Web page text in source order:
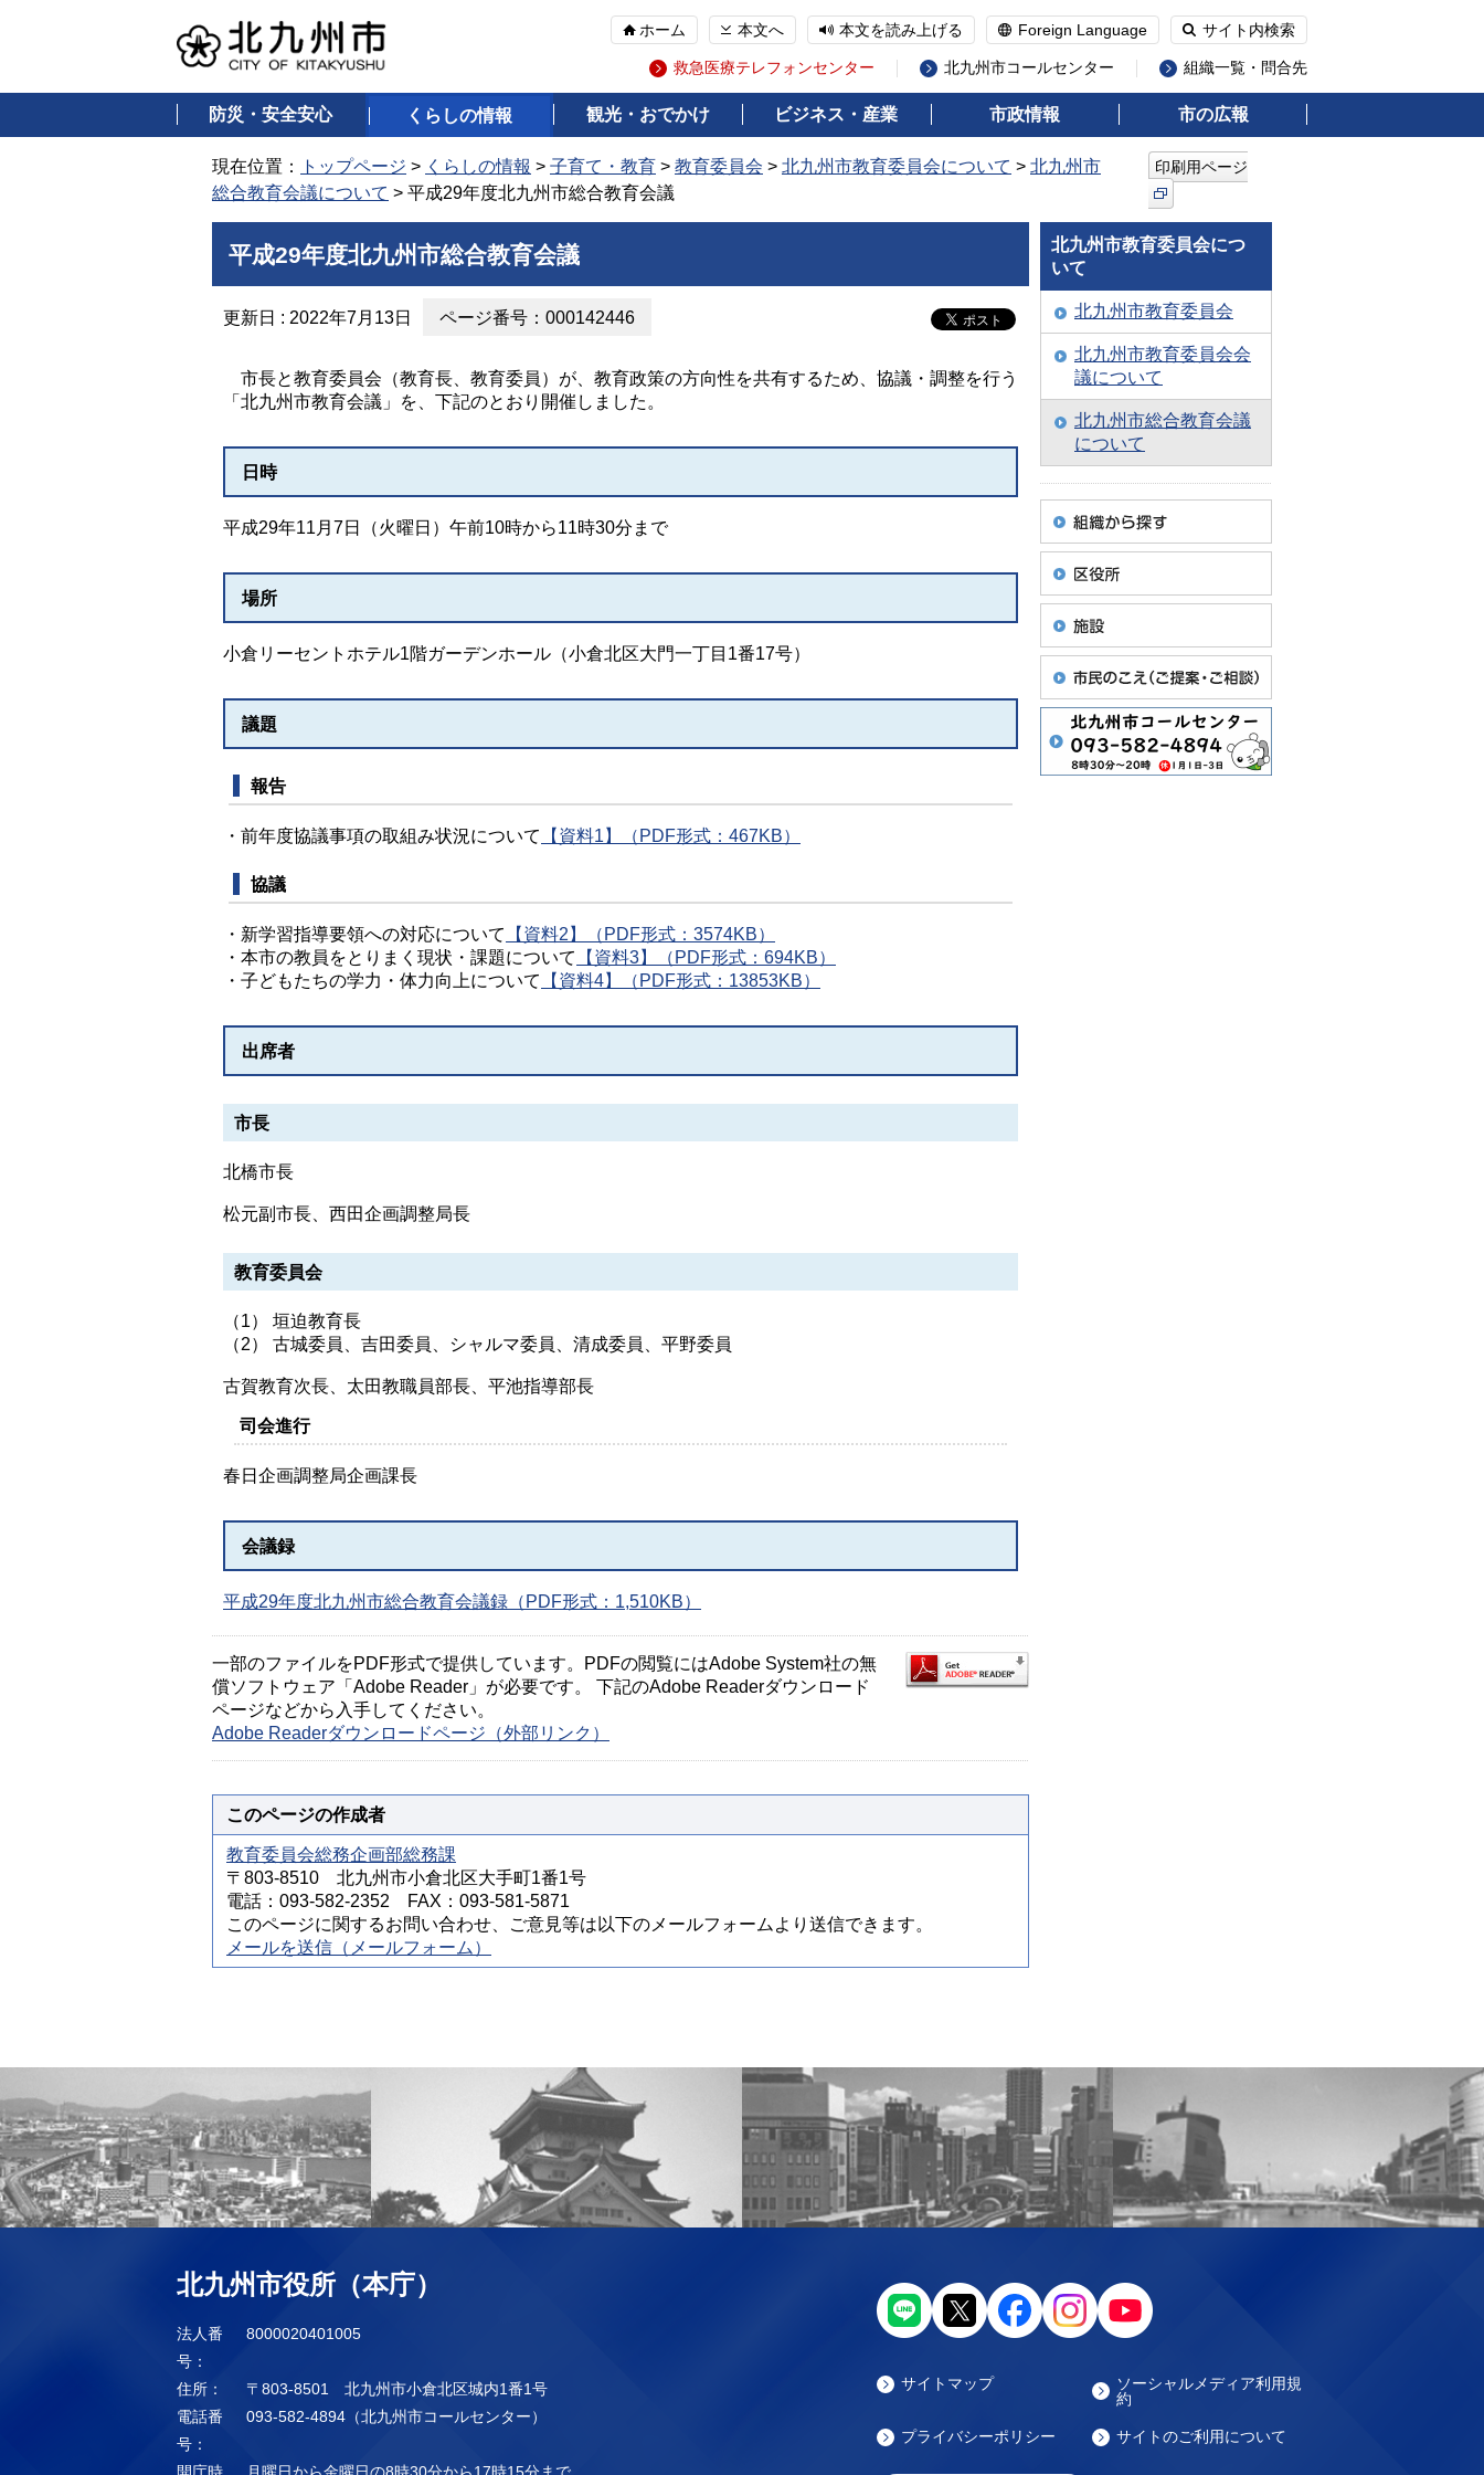
ホーム 本文へ 本文を読み上げる Foreign Language サイト内検索
救急医療テレフォンセンター 北九州市コールセンター 組織一覧・問合先
防災・安全安心 くらしの情報 観光・おでかけ ビジネス・産業 市政情報 市の広報
現在位置： トップページ > くらしの情報 > 子育て・教育 > 教育委員会 > 北九州市教育委員会について > 北九州市
総合教育会議について > 平成29年度北九州市総合教育会議
印刷用ページ
平成29年度北九州市総合教育会議
更新日 : 2022年7月13日 ページ番号：000142446
市長と教育委員会（教育長、教育委員）が、教育政策の方向性を共有するため、協議・調整を行う
「北九州市教育会議」を、下記のとおり開催しました。
日時
平成29年11月7日（火曜日）午前10時から11時30分まで
場所
小倉リーセントホテル1階ガーデンホール（小倉北区大門一丁目1番17号）
議題
報告
・前年度協議事項の取組み状況について 【資料1】（PDF形式：467KB）
協議
・新学習指導要領への対応について
【資料2】（PDF形式：3574KB）
・本市の教員をとりまく現状・課題について
【資料3】（PDF形式：694KB）
・子どもたちの学力・体力向上について
【資料4】（PDF形式：13853KB）
出席者
市長
北橋市長
松元副市長、西田企画調整局長
教育委員会
（1） 垣迫教育長
（2） 古城委員、吉田委員、シャルマ委員、清成委員、平野委員
古賀教育次長、太田教職員部長、平池指導部長
司会進行
春日企画調整局企画課長
会議録
平成29年度北九州市総合教育会議録（PDF形式：1,510KB）
一部のファイルをPDF形式で提供しています。PDFの閲覧にはAdobe System社の無
償ソフトウェア「Adobe Reader」が必要です。 下記のAdobe Readerダウンロード
ページなどから入手してください。
Adobe Readerダウンロードページ（外部リンク）
このページの作成者
教育委員会総務企画部総務課
〒803-8510 北九州市小倉北区大手町1番1号
電話：093-582-2352 FAX：093-581-5871
このページに関するお問い合わせ、ご意見等は以下のメールフォームより送信できます。
メールを送信（メールフォーム）
北九州市教育委員会につ
いて
北九州市教育委員会
北九州市教育委員会会
議について
北九州市総合教育会議
について
北九州市役所（本庁）
法人番
号：
8000020401005
住所：
〒803-8501 北九州市小倉北区城内1番1号
電話番
号：
093-582-4894（北九州市コールセンター）
開庁時 月曜日から金曜日の8時30分から17時15分まで
サイトマップ
ソーシャルメディア利用規
約
プライバシーポリシー サイトのご利用について